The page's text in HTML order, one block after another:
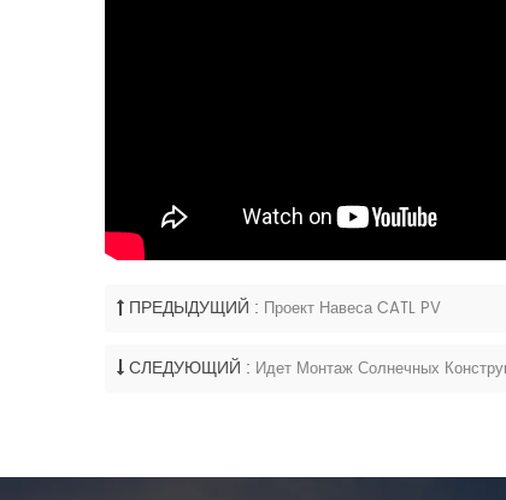
ПРЕДЫДУЩИЙ : Проект Навеса CATL PV
СЛЕДУЮЩИЙ : Идет Монтаж Солнечных